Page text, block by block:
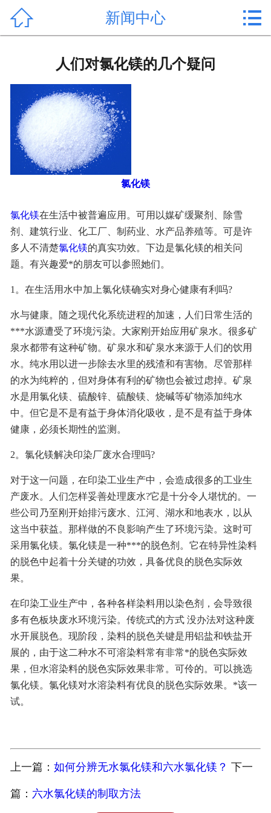
行业动态
联系我们
 新闻中心 
人们对氯化镁的几个疑问
氯化镁
氯化镁在生活中被普遍应用。可用以媒矿缓聚剂、除雪
剂、建筑行业、化工厂、制药业、水产品养殖等。可是许
多人不清楚氯化镁的真实功效。下边是氯化镁的相关问
题。有兴趣爱*的朋友可以参照她们。
1。在生活用水中加上氯化镁确实对身心健康有利吗?
水与健康。随之现代化系统进程的加速，人们日常生活的
***水源遭受了环境污染。大家刚开始应用矿泉水。很多矿
泉水都带有这种矿物。矿泉水和矿泉水来源于人们的饮用
水。纯水用以进一步除去水里的残渣和有害物。尽管那样
的水为纯粹的，但对身体有利的矿物也会被过虑掉。矿泉
水是用氯化镁、硫酸锌、硫酸镁、烧碱等矿物添加纯水
中。但它是不是有益于身体消化吸收，是不是有益于身体
健康，必须长期性的监测。
2。氯化镁解决印染厂废水合理吗?
对于这一问题，在印染工业生产中，会造成很多的工业生
产废水。人们怎样妥善处理废水?它是十分令人堪忧的。一
些公司乃至刚开始排污废水、江河、湖水和地表水，以从
这当中获益。那样做的不良影响产生了环境污染。这时可
采用氯化镁。氯化镁是一种***的脱色剂。它在特异性染料
的脱色中起着十分关键的功效，具备优良的脱色实际效
果。
在印染工业生产中，各种各样染料用以染色剂，会导致很
多有色板块废水环境污染。传统式的方式 没办法对这种废
水开展脱色。现阶段，染料的脱色关键是用铝盐和铁盐开
展的，由于这二种水不可溶染料常有非常*的脱色实际效
果，但水溶染料的脱色实际效果非常。可伶的。可以挑选
氯化镁。氯化镁对水溶染料有优良的脱色实际效果。*该一
试。
上一篇： 如何分辨无水氯化镁和六水氯化镁？ 下一
篇： 六水氯化镁的制取方法